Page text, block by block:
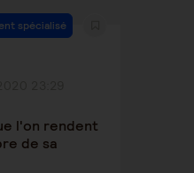
spécialisé
l'on rendent
de sa